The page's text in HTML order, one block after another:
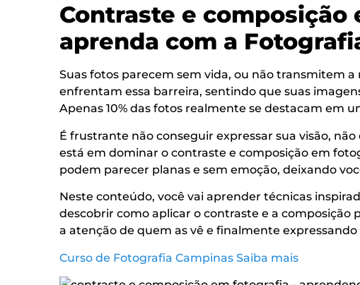
Contraste e composição
aprenda com a
Suas fotos parecem sem vida, ou não transmitem
enfrentam essa barreira, sentindo que suas
Apenas 10% das fotos realmente se destacam em
É frustrante não conseguir expressar sua visão,
está em dominar o contraste e composição em
podem parecer planas e sem emoção, deixando
Neste conteúdo, você vai aprender técnicas
descobrir como aplicar o contraste e a
a atenção de quem as vê e finalmente expressando
Curso de Fotografia Campinas Saiba mais